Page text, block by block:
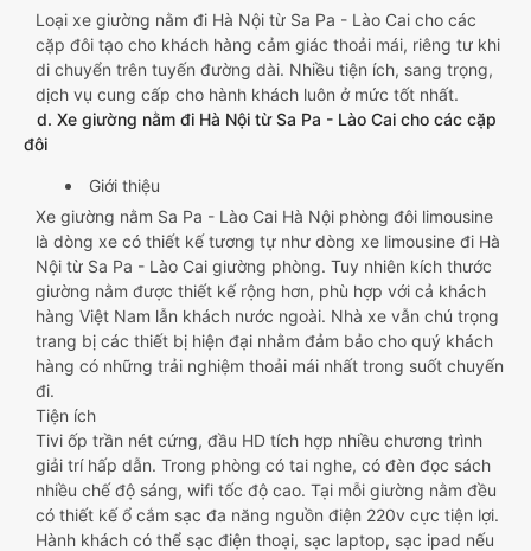
Loại xe giường nằm đi Hà Nội từ Sa Pa - Lào Cai cho các
cặp đôi tạo cho khách hàng cảm giác thoải mái, riêng tư khi
di chuyển trên tuyến đường dài. Nhiều tiện ích, sang trọng,
dịch vụ cung cấp cho hành khách luôn ở mức tốt nhất.
d. Xe giường nằm đi Hà Nội từ Sa Pa - Lào Cai cho các cặp
đôi
Giới thiệu
Xe giường nằm Sa Pa - Lào Cai Hà Nội phòng đôi limousine
là dòng xe có thiết kế tương tự như dòng xe limousine đi Hà
Nội từ Sa Pa - Lào Cai giường phòng. Tuy nhiên kích thước
giường nằm được thiết kế rộng hơn, phù hợp với cả khách
hàng Việt Nam lẫn khách nước ngoài. Nhà xe vẫn chú trọng
trang bị các thiết bị hiện đại nhằm đảm bảo cho quý khách
hàng có những trải nghiệm thoải mái nhất trong suốt chuyến
đi.
Tiện ích
Tivi ốp trần nét cứng, đầu HD tích hợp nhiều chương trình
giải trí hấp dẫn. Trong phòng có tai nghe, có đèn đọc sách
nhiều chế độ sáng, wifi tốc độ cao. Tại mỗi giường nằm đều
có thiết kế ổ cắm sạc đa năng nguồn điện 220v cực tiện lợi.
Hành khách có thể sạc điện thoại, sạc laptop, sạc ipad nếu